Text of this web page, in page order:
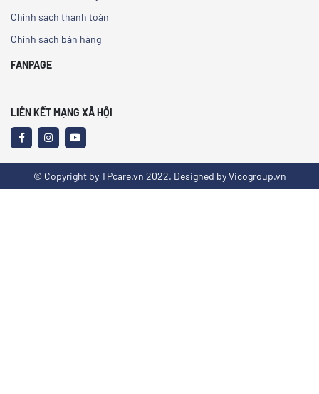
Chính sách thanh toán
Chính sách bán hàng
FANPAGE
LIÊN KẾT MẠNG XÃ HỘI
© Copyright by TPcare.vn 2022. Designed by Vicogroup.vn